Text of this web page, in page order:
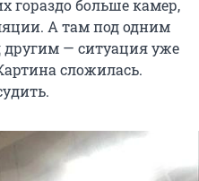
гораздо больше камер,
А там под одним
другим — ситуация уже
сложилась.